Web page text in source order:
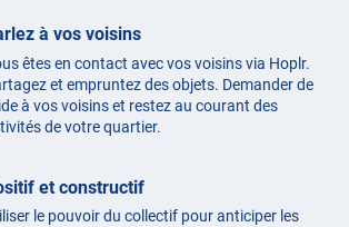
à vos voisins
êtes en contact avec vos voisins via Hoplr.
et empruntez des objets. Demander de
à vos voisins et restez au courant des
de votre quartier.
et constructif
le pouvoir du collectif pour anticiper les